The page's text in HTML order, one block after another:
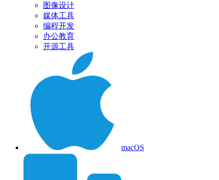
图像设计
媒体工具
编程开发
办公教育
开源工具
macOS